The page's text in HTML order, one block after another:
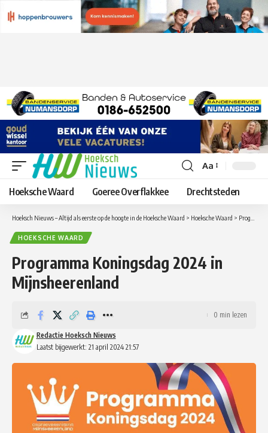
Lettergrootte
aanpassen
Aa
Hoeksche Waard Goeree Overflakkee Drechtsteden
Hoeksch Nieuws – Altijd als eerste op de hoogte in de Hoeksche Waard > Hoeksche Waard > Programma Koningsdag 2024 in Mijnsheerenland
HOEKSCHE WAARD
Programma Koningsdag 2024 in
Mijnsheerenland
Laatst bijgewerkt: 21 april 2024 21:57
Redactie Hoeksch Nieuws
0 min lezen